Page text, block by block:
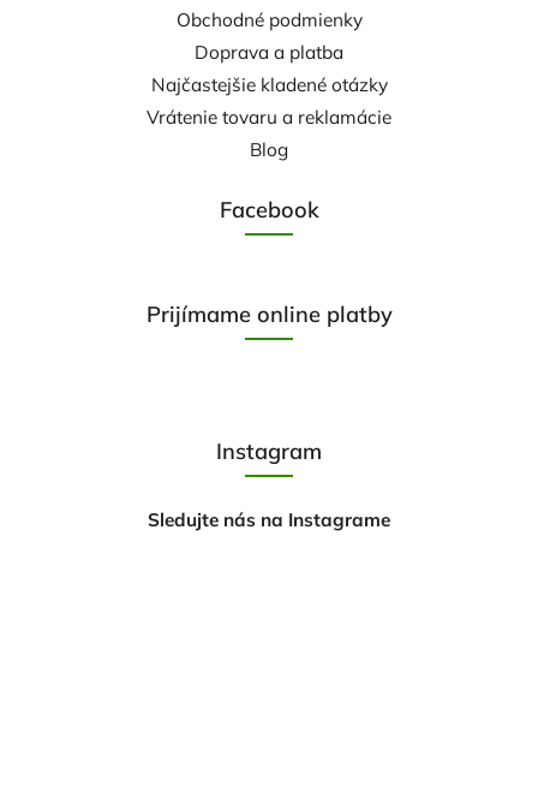
Obchodné podmienky
Doprava a platba
Najčastejšie kladené otázky
Vrátenie tovaru a reklamácie
Blog
Facebook
Prijímame online platby
Instagram
Sledujte nás na Instagrame